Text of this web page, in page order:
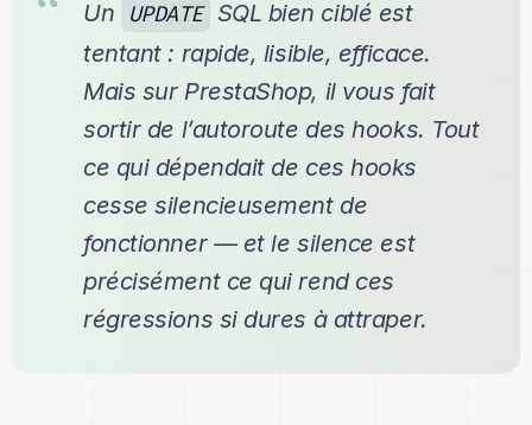
Un UPDATE SQL bien ciblé est
tentant : rapide, lisible, efficace.
Mais sur PrestaShop, il vous fait
sortir de l’autoroute des hooks. Tout
ce qui dépendait de ces hooks
cesse silencieusement de
fonctionner — et le silence est
précisément ce qui rend ces
régressions si dures à attraper.